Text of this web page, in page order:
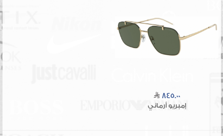
845.00
إمبريو أرماني